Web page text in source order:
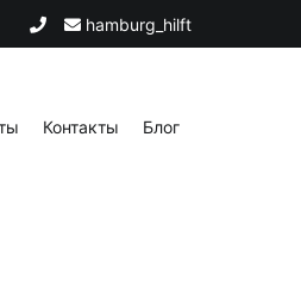
hamburg_hilft
Контакты Блог